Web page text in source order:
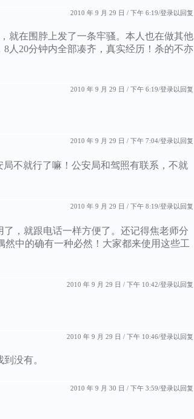
2010 年 9 月 29 日 / 下午 6:19 登录以回复
就在围脖上发了一条牢骚。本人也在做其他
人20分钟内全部凑齐，真实经历！杀的不亦
2010 年 9 月 29 日 / 下午 6:19 登录以回复
2010 年 9 月 29 日 / 下午 7:04 登录以回复
不就行了嘛！公安局和驾照有联系，不就
2010 年 9 月 29 日 / 下午 8:19 登录以回复
，就跟电话一样方便了。还记得焦老师分
中的确有一种必然！大家都来使用这些工
2010 年 9 月 29 日 / 下午 10:42 登录以回复
2010 年 9 月 29 日 / 下午 10:46 登录以回复
没有。
2010 年 9 月 30 日 / 下午 3:59 登录以回复